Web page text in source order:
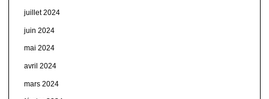
juillet 2024
juin 2024
mai 2024
avril 2024
mars 2024